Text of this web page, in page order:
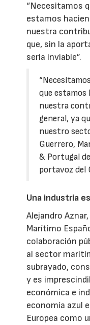
“Necesitamos
estamos
nuestra
que, sin la
sería inviable”.
que estamos
nuestra
general, ya
nuestro
Guerrero,
& Portugal
portavoz del
Una industria
Alejandro
Marítimo
colaboración
al sector
subrayado,
y es
económica e
economía azul
Europea como